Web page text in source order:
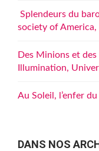
Splendeurs du
society of America,
Des Minions et
Illumination,
Au Soleil, l’enfer
DANS NOS